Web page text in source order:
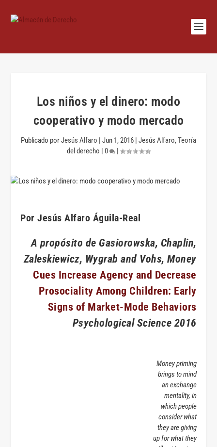
Los niños y el dinero: modo
cooperativo y modo mercado
Publicado porJesús Alfaro | Jun 1, 2016 | Jesús Alfaro,Teoría
del derecho | 0 |
Por Jesús Alfaro Águila-Real
A propósito de Gasiorowska, Chaplin,
Zaleskiewicz, Wygrab and Vohs, Money
Cues Increase Agency and Decrease
Prosociality Among Children: Early
Signs of Market-Mode Behaviors
Psychological Science 2016
Money priming
brings to mind
an exchange
mentality, in
which people
consider what
they are giving
up for what they